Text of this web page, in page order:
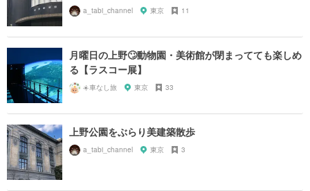
a_tabi_channel 東京 11
月曜日の上野🙄動物園・美術館が閉まってても楽しめ
る【ラスコー展】
☀️車なし旅 東京 33
上野公園をぶらり美建築散歩
a_tabi_channel 東京 3